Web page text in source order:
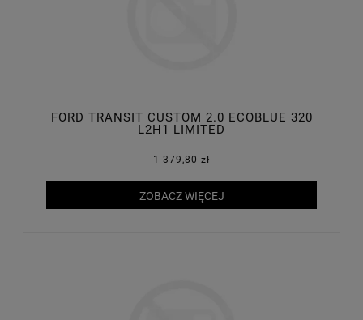
FORD TRANSIT CUSTOM 2.0 ECOBLUE 320
L2H1 LIMITED
1 379,80 zł
ZOBACZ WIĘCEJ